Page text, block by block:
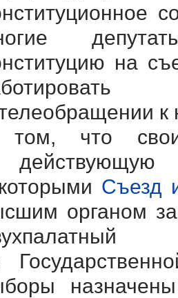
на
к
что
Съезд
органом